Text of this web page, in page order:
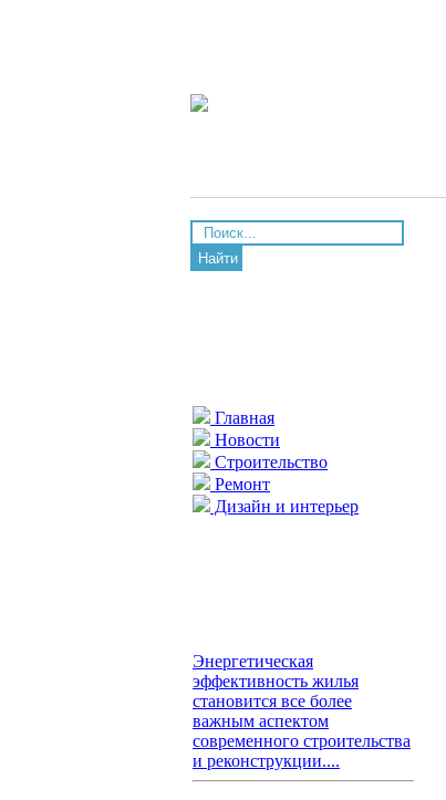
Найти
Главная
Новости
Строительство
Ремонт
Дизайн и интерьер
Энергетическая
эффективность жилья
становится все более
важным аспектом
современного строительства
и реконструкции....